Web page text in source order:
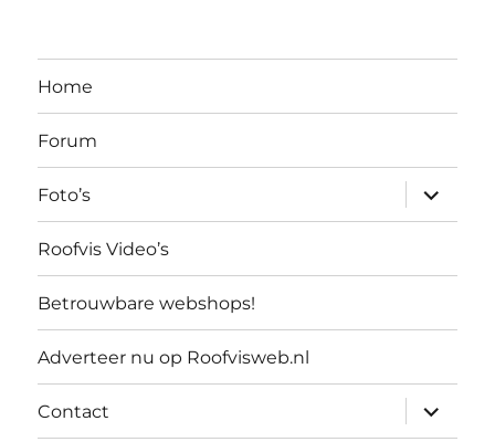
Home
Forum
Foto’s
Roofvis Video’s
Betrouwbare webshops!
Adverteer nu op Roofvisweb.nl
Contact